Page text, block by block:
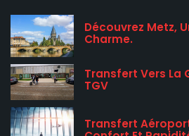
Découvrez Metz,
Charme.
Transfert Vers La
TGV
Transfert